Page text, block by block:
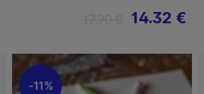
14.32 €
11%